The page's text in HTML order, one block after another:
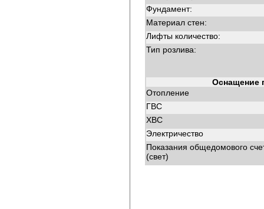
Фундамент:
Материал стен:
Лифты количество:
Тип розлива:
Оснащение
Отопление
ГВС
ХВС
Электричество
Показания общедомового
(свет)